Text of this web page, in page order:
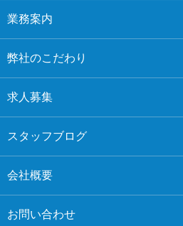
業務案内
弊社のこだわり
求人募集
スタッフブログ
会社概要
お問い合わせ